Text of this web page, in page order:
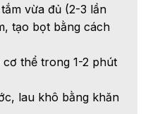
vừa đủ (2-3 lần
tạo bọt bằng cách
cơ thể trong 1-2 phút
lau khô bằng khăn